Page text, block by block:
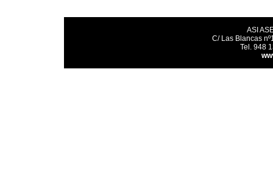
ASI
C/ Las Blancas
Tel. 948